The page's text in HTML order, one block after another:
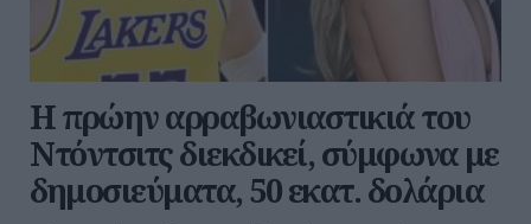
Η πρώην αρραβωνιαστικιά του
Ντόντσιτς διεκδικεί, σύμφωνα με
δημοσιεύματα, 50 εκατ. δολάρια